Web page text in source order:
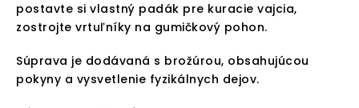
postavte si vlastný padák pre kuracie vajcia,
zostrojte vrtuľníky na gumičkový pohon.
Súprava je dodávaná s brožúrou, obsahujúcou
pokyny a vysvetlenie fyzikálnych dejov.